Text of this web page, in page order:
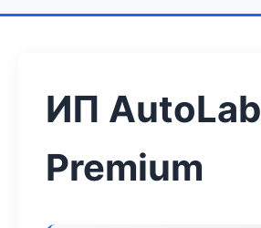
ИП AutoLab
Premium